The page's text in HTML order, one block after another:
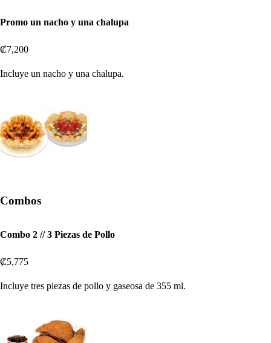
Promo un nacho y una chalupa
₡7,200
Incluye un nacho y una chalupa.
Combos
Combo 2 // 3 Piezas de Pollo
₡5,775
Incluye tres piezas de pollo y gaseosa de 355 ml.